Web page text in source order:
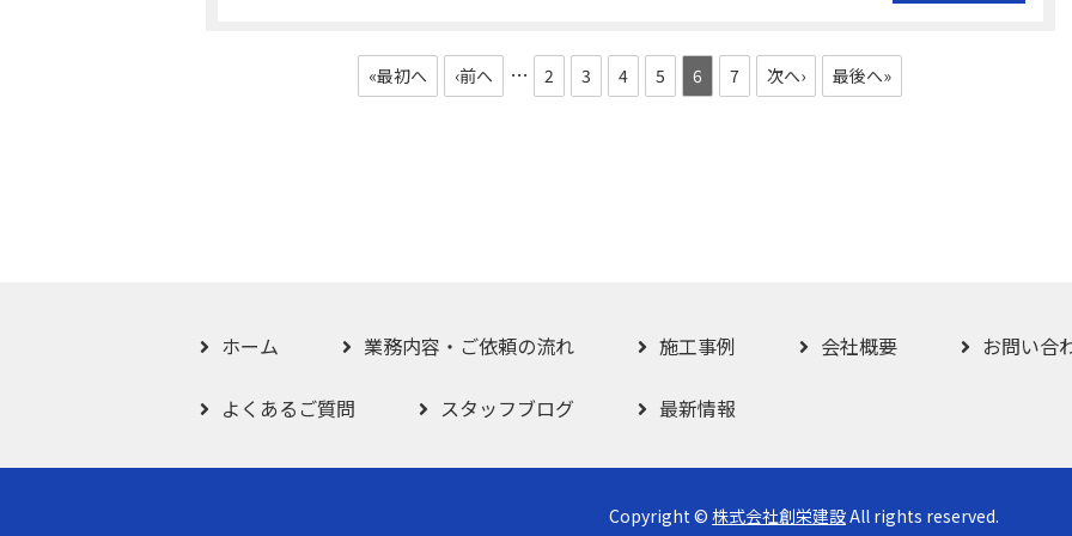
«最初へ ‹前へ … 2 3 4 5 6 7 次へ› 最後へ»
ホーム 業務内容・ご依頼の流れ 施工事例 会社概要 お問い合
よくあるご質問 スタッフブログ 最新情報
Copyright © 株式会社創栄建設All rights reserved.